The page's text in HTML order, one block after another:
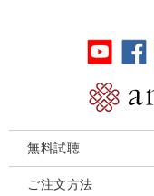
無料試聴
ご注文方法